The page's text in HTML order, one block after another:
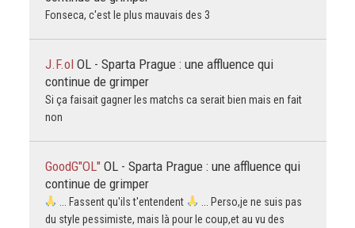
Fonseca, c'est le plus mauvais des 3
J.F.ol OL - Sparta Prague : une affluence qui
continue de grimper
Si ça faisait gagner les matchs ca serait bien mais en fait
non
GoodG"OL" OL - Sparta Prague : une affluence qui
continue de grimper
... Fassent qu'ils t'entendent
... Perso,je ne suis pas
du style pessimiste, mais là pour le coup,et au vu des